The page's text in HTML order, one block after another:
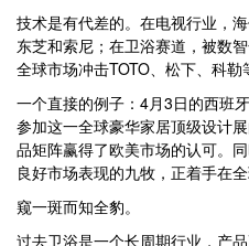
技术是有代差的。在电视行业，
东芝和索尼；在卫浴赛道，被数
全球市场冲击TOTO、松下、科勒
一个直接的例子：4月3日的西班
参加这一全球豪华家居顶级设计
品矩阵赢得了欧美市场的认可。
良好市场表现的九牧，正着手在
窥一斑而知全豹。
过去卫浴是一个长周期行业，产